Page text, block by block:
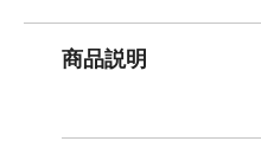
商品説明